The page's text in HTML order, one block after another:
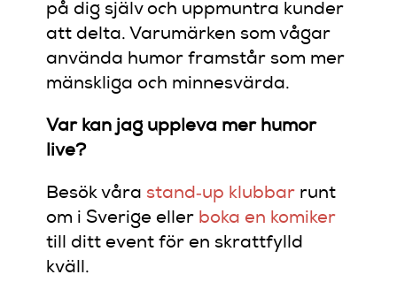
på dig själv och uppmuntra kunder
att delta. Varumärken som vågar
använda humor framstår som mer
mänskliga och minnesvärda.
Var kan jag uppleva mer humor
live?
Besök våra stand‑up klubbar runt
om i Sverige eller boka en komiker
till ditt event för en skrattfylld
kväll.